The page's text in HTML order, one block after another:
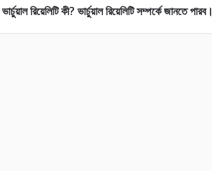
ভার্চুয়াল রিয়েলিটি কী? ভার্চুয়াল রিয়েলিটি সম্পর্কে জানতে পারব।